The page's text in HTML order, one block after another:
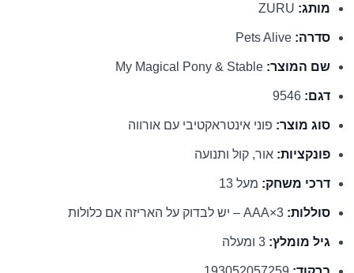
מותג:ZURU
סדרה:Pets Alive
שם המוצר:My Magical Pony & Stable
דגם:9546
סוג מוצר:פוני אינטראקטיבי עם אורווה
פונקציות:אור, קול ותנועה
דרכי משחק:מעל 13
סוללות:3×AAA – יש לבדוק על האריזה אם כלולות
גיל מומלץ:3 ומעלה